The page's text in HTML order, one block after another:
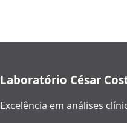
Laboratório César
Excelência em análises